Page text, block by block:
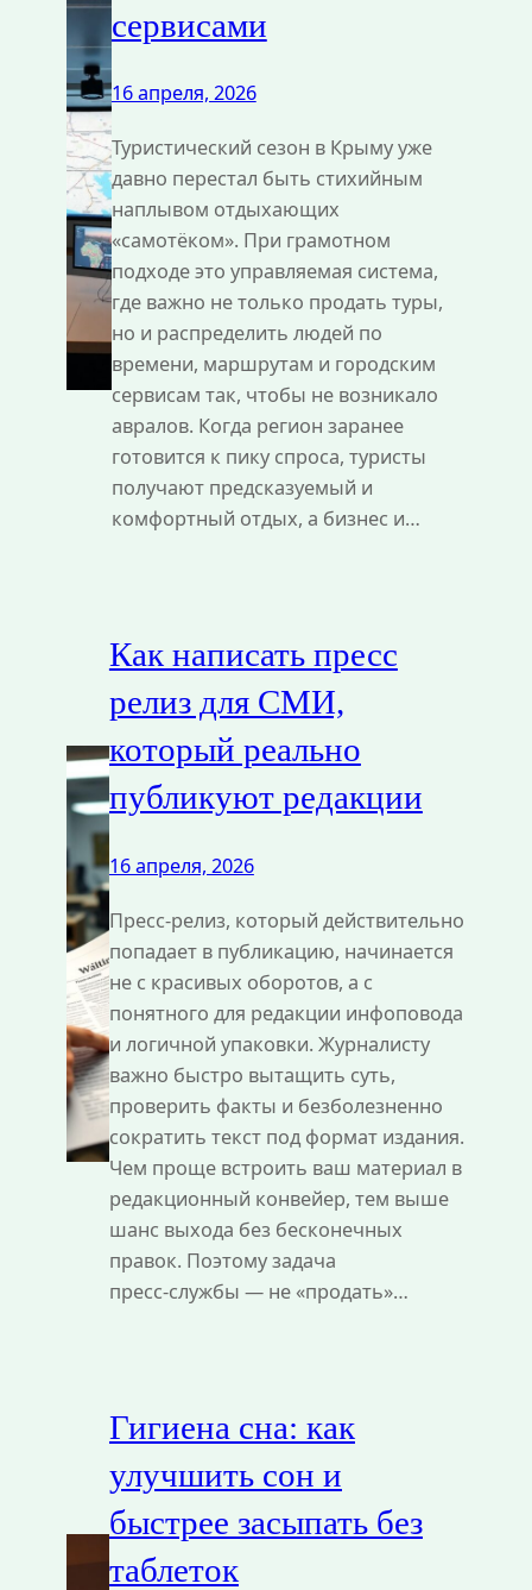
сервисами
16 апреля, 2026
Туристический сезон в Крыму уже
давно перестал быть стихийным
наплывом отдыхающих
«самотёком». При грамотном
подходе это управляемая система,
где важно не только продать туры,
но и распределить людей по
времени, маршрутам и городским
сервисам так, чтобы не возникало
авралов. Когда регион заранее
готовится к пику спроса, туристы
получают предсказуемый и
комфортный отдых, а бизнес и…
Как написать пресс
релиз для СМИ,
который реально
публикуют редакции
16 апреля, 2026
Пресс‑релиз, который действительно
попадает в публикацию, начинается
не с красивых оборотов, а с
понятного для редакции инфоповода
и логичной упаковки. Журналисту
важно быстро вытащить суть,
проверить факты и безболезненно
сократить текст под формат издания.
Чем проще встроить ваш материал в
редакционный конвейер, тем выше
шанс выхода без бесконечных
правок. Поэтому задача
пресс‑службы — не «продать»…
Гигиена сна: как
улучшить сон и
быстрее засыпать без
таблеток